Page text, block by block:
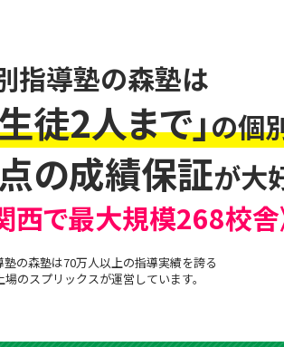
指導塾の森塾は
徒2人まで」の個
の成績保証が大
西で最大規模268校舎
塾の森塾は70万人以上の指導実績を誇る
場のスプリックスが運営しています。